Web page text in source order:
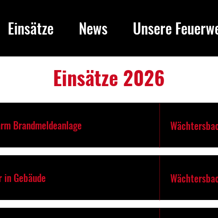
Einsätze News Unsere
Einsätze 2026
Brandmeldeanlage
in Gebäude